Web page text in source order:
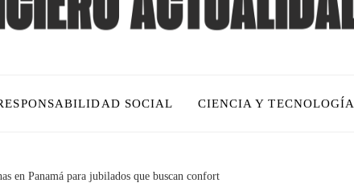
SOCIAL CIENCIA Y TECNOLOGÍA
en Panamá para jubilados que buscan confort